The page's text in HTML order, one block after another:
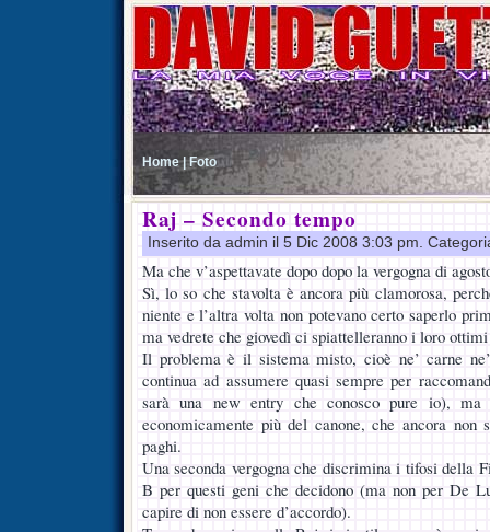
Home | Foto
Raj – Secondo tempo
Inserito da admin il 5 Dic 2008 3:03 pm.
Ma che v’aspettavate dopo dopo la vergogna di
Sì, lo so che stavolta è ancora più clamorosa,
niente e l’altra volta non potevano certo saperlo
ma vedrete che giovedì ci spiattelleranno i loro
Il problema è il sistema misto, cioè ne’ carne
continua ad assumere quasi sempre per
sarà una new entry che conosco pure io),
economicamente più del canone, che ancora
paghi.
Una seconda vergogna che discrimina i tifosi della
B per questi geni che decidono (ma non per De
capire di non essere d’accordo).